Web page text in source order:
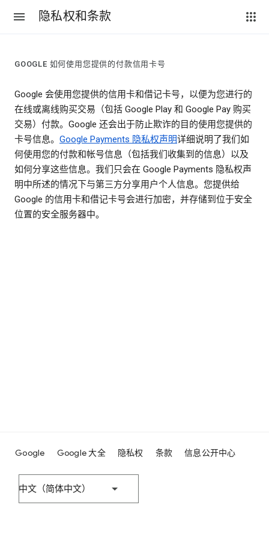
隐私权和条款
GOOGLE 如何使用您提供的付款信用卡号
Google 会使用您提供的信用卡和借记卡号，以便为您进行的
在线或离线购买交易（包括 Google Play 和 Google Pay 购买
交易）付款。Google 还会出于防止欺诈的目的使用您提供的
卡号信息。 Google Payments 隐私权声明详细说明了我们如
何使用您的付款和帐号信息（包括我们收集到的信息）以及
如何分享这些信息。我们只会在 Google Payments 隐私权声
明中所述的情况下与第三方分享用户个人信息。您提供给
Google 的信用卡和借记卡号会进行加密，并存储到位于安全
位置的安全服务器中。
Google Google 大全 隐私权 条款 信息公开中心
中文（简体中文）